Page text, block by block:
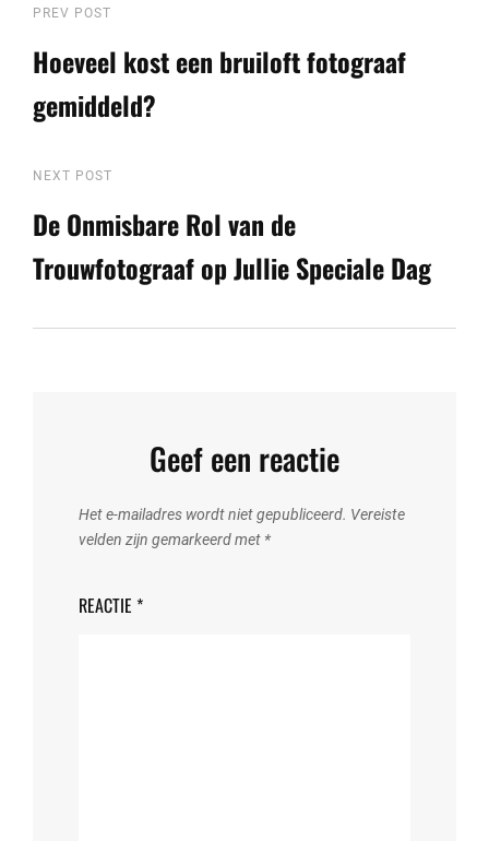
Berichtnavigatie
Previous
Post
PREV POST
Hoeveel kost een bruiloft fotograaf
gemiddeld?
Next
Post
NEXT POST
De Onmisbare Rol van de
Trouwfotograaf op Jullie Speciale Dag
Geef een reactie
Het e-mailadres wordt niet gepubliceerd. Vereiste
velden zijn gemarkeerd met *
REACTIE *